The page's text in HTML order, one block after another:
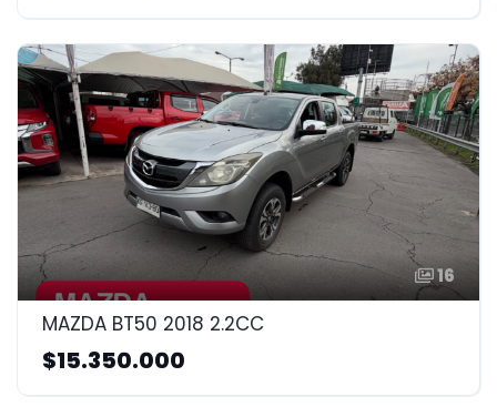
16
MAZDA BT50 2018 2.2CC
$15.350.000